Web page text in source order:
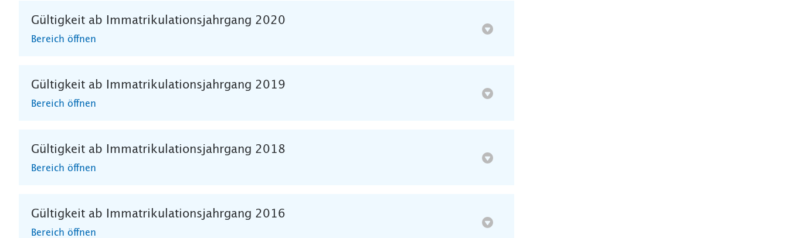
Gültigkeit ab Immatrikulationsjahrgang 2020
Bereich öffnen
Gültigkeit ab Immatrikulationsjahrgang 2019
Bereich öffnen
Gültigkeit ab Immatrikulationsjahrgang 2018
Bereich öffnen
Gültigkeit ab Immatrikulationsjahrgang 2016
Bereich öffnen